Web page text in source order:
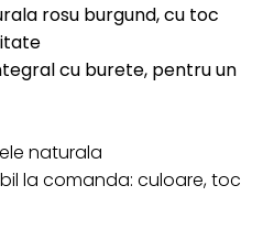
rosu burgund, cu toc
cu burete, pentru un
naturala
la comanda: culoare, toc